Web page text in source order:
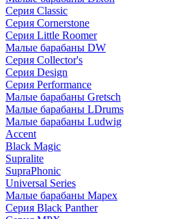
Серия Classic
Серия Cornerstone
Серия Little Roomer
Малые барабаны DW
Серия Collector's
Серия Design
Серия Performance
Малые барабаны Gretsch
Малые барабаны LDrums
Малые барабаны Ludwig
Accent
Black Magic
Supralite
SupraPhonic
Universal Series
Малые барабаны Mapex
Серия Black Panther